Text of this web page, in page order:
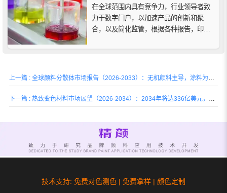
在全球范围内具有竞争力，行业领导者致
力于数字门户，以加速产品的创新和聚
合，以及简化监管，根据各种报告，印度
复合年增长率增长。
下一篇 : 热致变色材料市场展望（2026-2034）：2034年将达336亿美元，亚太份额超四成
技术支持: 免费对色测色 | 免费拿样 | 颜色定制